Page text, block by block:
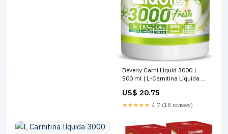
Beverly Carni Liquid 3000 |
500 ml | L-Carnitina Líquida de
Naranja o Manzana
US$ 20.75
★★★★★ 4.7 (18 reviews)